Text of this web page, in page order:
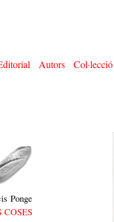
Autors Col·lecció
Ponge
COSES